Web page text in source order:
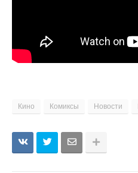
Кино Комиксы Новости